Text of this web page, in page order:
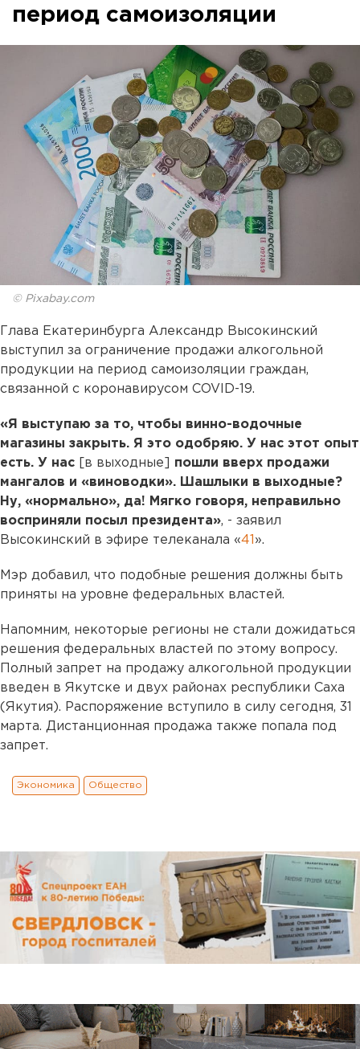
период самоизоляции
© Pixabay.com
Глава Екатеринбурга Александр Высокинский
выступил за ограничение продажи алкогольной
продукции на период самоизоляции граждан,
связанной с коронавирусом COVID-19.
«Я выступаю за то, чтобы винно-водочные
магазины закрыть. Я это одобряю. У нас этот опыт
есть. У нас
[в выходные]
пошли вверх продажи
мангалов и «виноводки». Шашлыки в выходные?
Ну, «нормально», да! Мягко говоря, неправильно
восприняли посыл президента», - заявил
Высокинский в эфире телеканала «41 ».
Мэр добавил, что подобные решения должны быть
приняты на уровне федеральных властей.
Напомним, некоторые регионы не стали дожидаться
решения федеральных властей по этому вопросу.
Полный запрет на продажу алкогольной продукции
введен в Якутске и двух районах республики Саха
(Якутия). Распоряжение вступило в силу сегодня, 31
марта. Дистанционная продажа также попала под
запрет.
Экономика Общество